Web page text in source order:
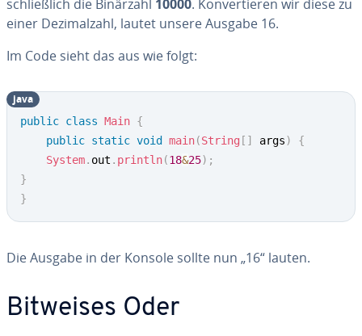
schließ­lich die Binärzahl 10000. Kon­ver­tie­ren wir diese zu
einer De­zi­mal­zahl, lautet unsere Ausgabe 16.
Im Code sieht das aus wie folgt:
public class Main {
public static void main(String [ ] args)
{
System. out . println(18&25) ;
}
}
java
Die Ausgabe in der Konsole sollte nun „16“ lauten.
Bitweises Oder